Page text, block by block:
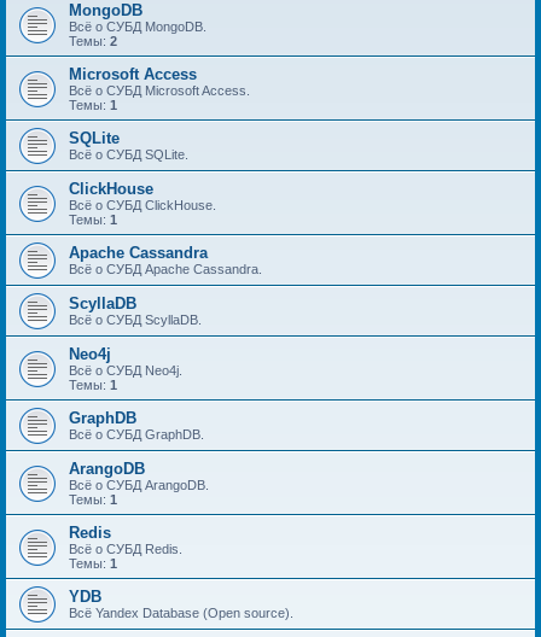
MongoDB
Всё о СУБД MongoDB.
Темы: 2
Microsoft Access
Всё о СУБД Microsoft Access.
Темы: 1
SQLite
Всё о СУБД SQLite.
ClickHouse
Всё о СУБД ClickHouse.
Темы: 1
Apache Cassandra
Всё о СУБД Apache Cassandra.
ScyllaDB
Всё о СУБД ScyllaDB.
Neo4j
Всё о СУБД Neo4j.
Темы: 1
GraphDB
Всё о СУБД GraphDB.
ArangoDB
Всё о СУБД ArangoDB.
Темы: 1
Redis
Всё о СУБД Redis.
Темы: 1
YDB
Всё Yandex Database (Open source).